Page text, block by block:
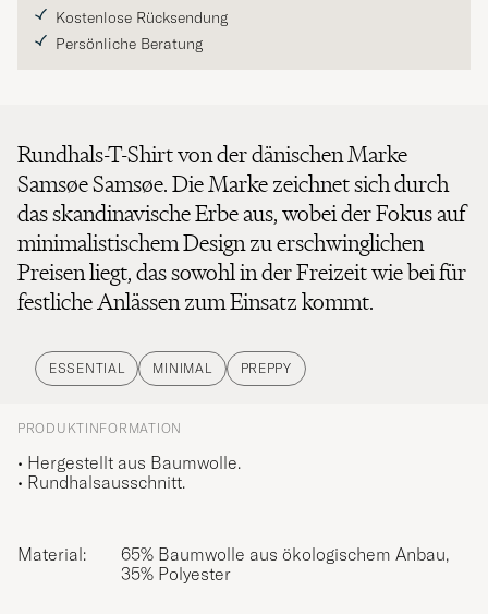
Kostenlose Rücksendung
Persönliche Beratung
Rundhals-T-Shirt von der dänischen Marke
Samsøe Samsøe. Die Marke zeichnet sich durch
das skandinavische Erbe aus, wobei der Fokus auf
minimalistischem Design zu erschwinglichen
Preisen liegt, das sowohl in der Freizeit wie bei für
festliche Anlässen zum Einsatz kommt.
ESSENTIAL MINIMAL PREPPY
PRODUKTINFORMATION
• Hergestellt aus Baumwolle.
• Rundhalsausschnitt.
Material:
65% Baumwolle aus ökologischem Anbau,
35% Polyester